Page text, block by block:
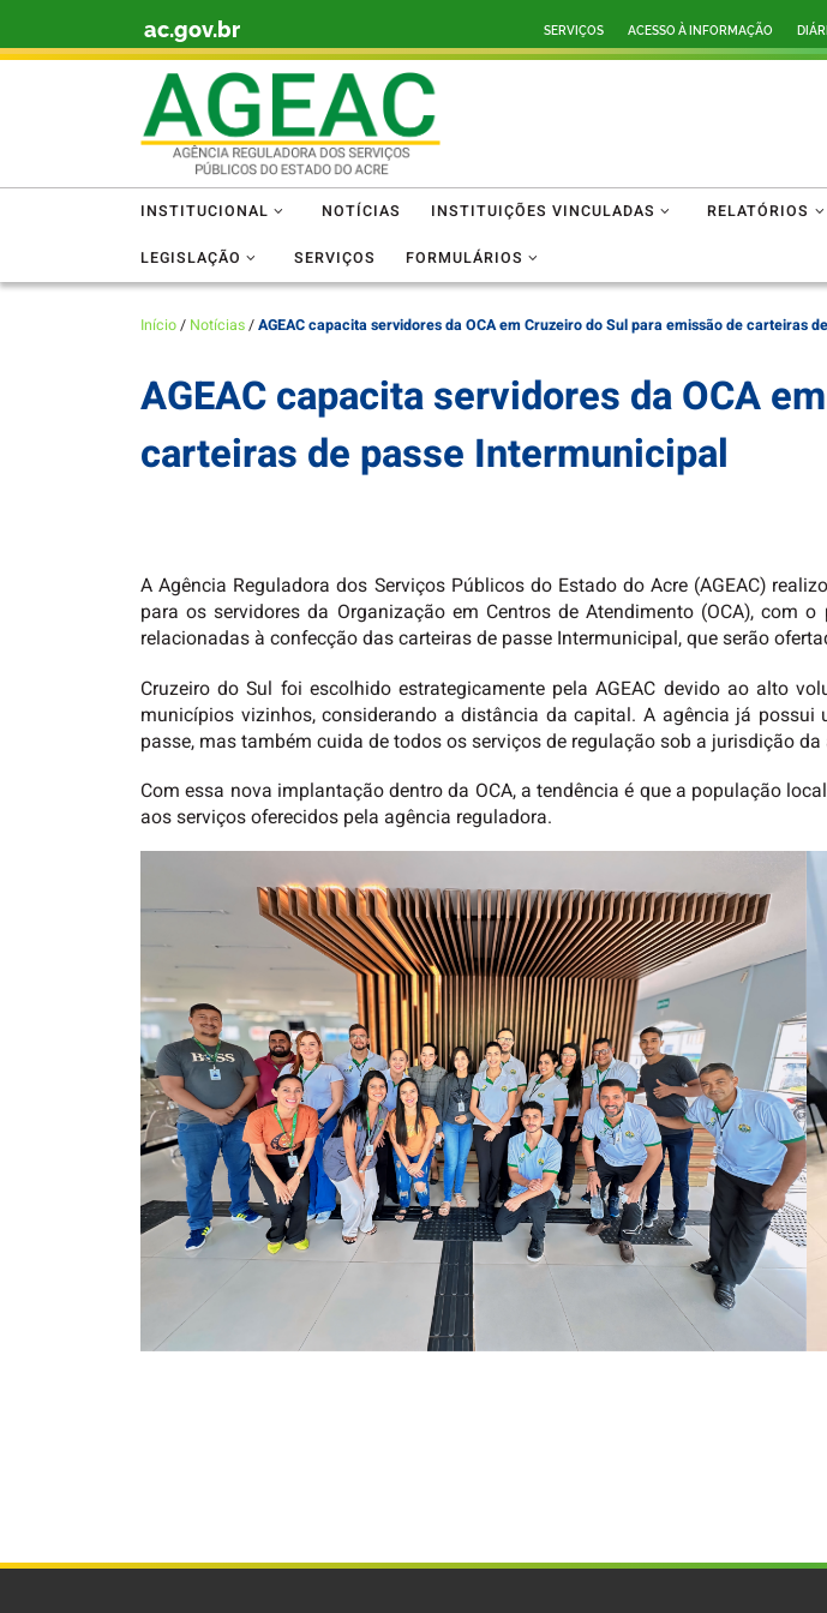
ac.gov.br SERVIÇOS ACESSO À INFORMAÇÃO
INSTITUCIONAL NOTÍCIAS INSTITUIÇÕES VINCULADAS RELATÓRIOS
LEGISLAÇÃO SERVIÇOS FORMULÁRIOS
Início/ Notícias/AGEAC capacita servidores da OCA em Cruzeiro do Sul para emissão de carteiras
AGEAC capacita servidores da OCA
carteiras de passe Intermunicipal
A Agência Reguladora dos Serviços Públicos do Estado do Acre (AGEAC)
para os servidores da Organização em Centros de Atendimento (OCA),
relacionadas à confecção das carteiras de passe Intermunicipal, que serão
Cruzeiro do Sul foi escolhido estrategicamente pela AGEAC devido ao alto
municípios vizinhos, considerando a distância da capital. A agência já
passe, mas também cuida de todos os serviços de regulação sob a jurisdição da
Com essa nova implantação dentro da OCA, a tendência é que a população
aos serviços oferecidos pela agência reguladora.